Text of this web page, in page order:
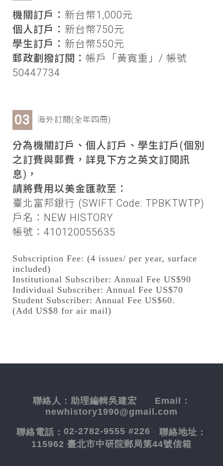
機關訂戶： 新台幣1,000元
個人訂戶： 新台幣750元
學生訂戶： 新台幣550元
郵政劃撥訂閱： 帳戶「黃寬重」/ 帳號
50447734
海外訂閱(全年四冊)
分為機關訂戶、個人訂戶、學生訂戶(個別
之訂費與郵費，詳見下方之英文訂閱訊
息)，
請將費用以美金匯款至：
臺北富邦銀行 (SWIFT Code: TPBKTWTP)
戶名：NEW HISTORY
帳號：410120055635
Subscription Fee: (4 issues/ per year, surface
included)
Institutional Subscriber: Annual Fee US$90
Individual Subscriber: Annual Fee US$70
Student Subscriber: Annual Fee US$60.
(Add US$8 for air mail)
聯絡人： 助理編輯吳建宏 Email：
newhistory1990@gmail.com
聯絡電話： 02-2782-9555 #226 聯絡地址：
115962 臺北市中研院郵局第44號信箱